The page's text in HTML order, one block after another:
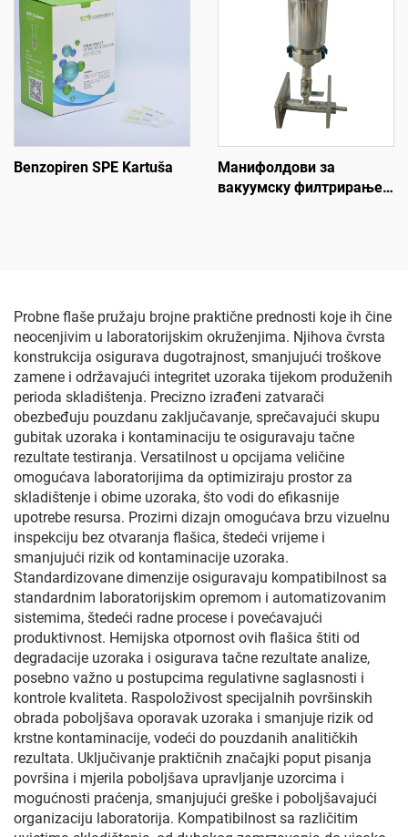
Benzopiren SPE Kartuša
Манифолдови за
вакуумску филтрирање
Probne flaše pružaju brojne praktične prednosti koje ih čine
neocenjivim u laboratorijskim okruženjima. Njihova čvrsta
konstrukcija osigurava dugotrajnost, smanjujući troškove
zamene i održavajući integritet uzoraka tijekom produženih
perioda skladištenja. Precizno izrađeni zatvarači
obezbeđuju pouzdanu zaključavanje, sprečavajući skupu
gubitak uzoraka i kontaminaciju te osiguravaju tačne
rezultate testiranja. Versatilnost u opcijama veličine
omogućava laboratorijima da optimiziraju prostor za
skladištenje i obime uzoraka, što vodi do efikasnije
upotrebe resursa. Prozirni dizajn omogućava brzu vizuelnu
inspekciju bez otvaranja flašica, štedeći vrijeme i
smanjujući rizik od kontaminacije uzoraka.
Standardizovane dimenzije osiguravaju kompatibilnost sa
standardnim laboratorijskim opremom i automatizovanim
sistemima, štedeći radne procese i povećavajući
produktivnost. Hemijska otpornost ovih flašica štiti od
degradacije uzoraka i osigurava tačne rezultate analize,
posebno važno u postupcima regulativne saglasnosti i
kontrole kvaliteta. Raspoloživost specijalnih površinskih
obrada poboljšava oporavak uzoraka i smanjuje rizik od
krstne kontaminacije, vodeći do pouzdanih analitičkih
rezultata. Uključivanje praktičnih značajki poput pisanja
površina i mjerila poboljšava upravljanje uzorcima i
mogućnosti praćenja, smanjujući greške i poboljšavajući
organizaciju laboratorija. Kompatibilnost sa različitim